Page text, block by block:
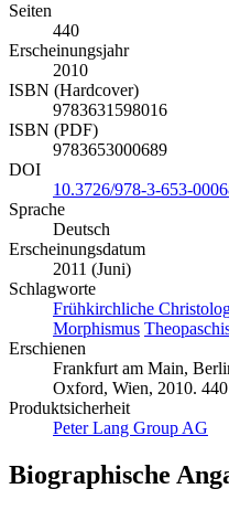
Seiten
440
Erscheinungsjahr
2010
ISBN (Hardcover)
9783631598016
ISBN (PDF)
9783653000689
DOI
10.3726/978-3-653-
Sprache
Deutsch
Erscheinungsdatum
2011 (Juni)
Schlagworte
Frühkirchliche
Morphismus
Erschienen
Frankfurt am Main,
Oxford, Wien, 2010.
Produktsicherheit
Peter Lang Group AG
Biographische